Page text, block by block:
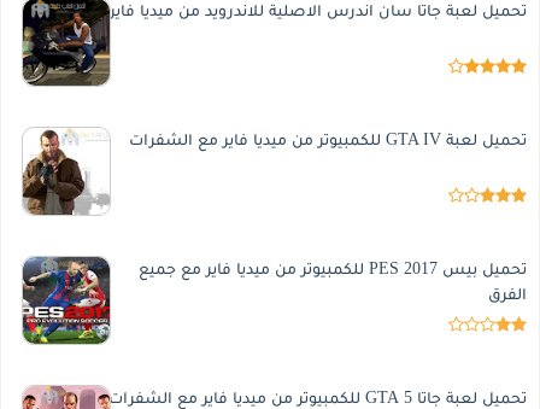
تحميل لعبة جاتا سان اندرس الاصلية للاندرويد من ميديا فاير
تحميل لعبة GTA IV للكمبيوتر من ميديا فاير مع الشفرات
تحميل بيس 2017 PES للكمبيوتر من ميديا فاير مع جميع
الفرق
تحميل لعبة جاتا 5 GTA للكمبيوتر من ميديا فاير مع الشفرات